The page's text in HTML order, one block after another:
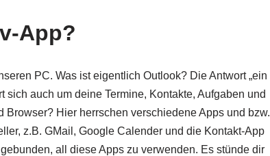
App?
PC. Was ist eigentlich Outlook? Die Antwort „ein
sich auch um deine Termine, Kontakte, Aufgaben und
Hier herrschen verschiedene Apps und bzw.
z.B. GMail, Google Calender und die Kontakt-App
all diese Apps zu verwenden. Es stünde dir